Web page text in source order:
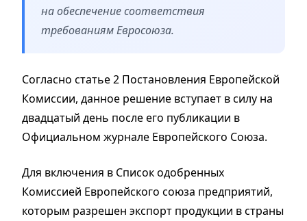
на обеспечение соответствия
требованиям Евросоюза.
Согласно статье 2 Постановления Европейской
Комиссии, данное решение вступает в силу на
двадцатый день после его публикации в
Официальном журнале Европейского Союза.
Для включения в Список одобренных
Комиссией Европейского союза предприятий,
которым разрешен экспорт продукции в страны